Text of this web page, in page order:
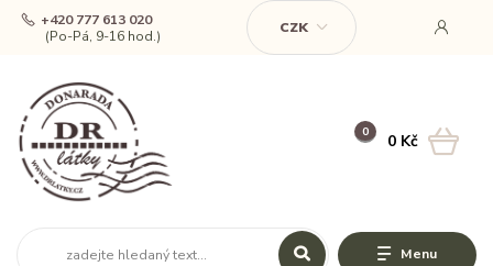
Menu
CZK
+420 777 613 020
(Po-Pá, 9-16 hod.)
0 0 Kč